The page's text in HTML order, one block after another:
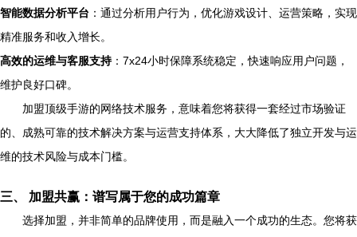
智能数据分析平台 ：通过分析用户行为，优化游戏设计、运营策略，实现
精准服务和收入增长。
高效的运维与客服支持：7x24小时保障系统稳定，快速响应用户问题，
维护良好口碑。
加盟顶级手游的网络技术服务，意味着您将获得一套经过市场验证
的、成熟可靠的技术解决方案与运营支持体系，大大降低了独立开发与运
维的技术风险与成本门槛。
三、 加盟共赢：谱写属于您的成功篇章
选择加盟，并非简单的品牌使用，而是融入一个成功的生态。您将获